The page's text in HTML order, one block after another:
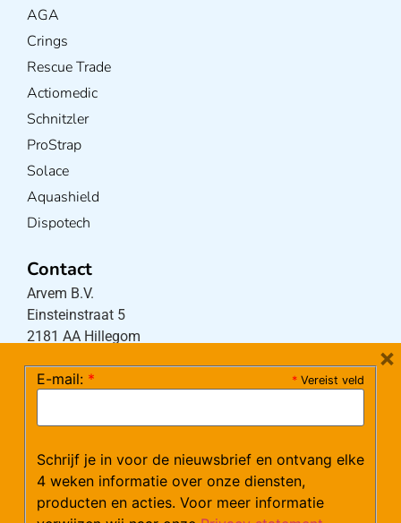
AGA
Crings
Rescue Trade
Actiomedic
Schnitzler
ProStrap
Solace
Aquashield
Dispotech
Contact
Arvem B.V.
Einsteinstraat 5
2181 AA Hillegom
(maandag – donderdag 08:30-17:15 uur / vrijdag
Mail:klantenservice@arvem.nl
* Vereist veld
E-mail: *
Schrijf je in voor de nieuwsbrief en ontvang elke
4 weken informatie over onze diensten,
producten en acties. Voor meer informatie
×